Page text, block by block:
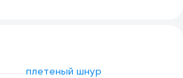
плетеный шнур